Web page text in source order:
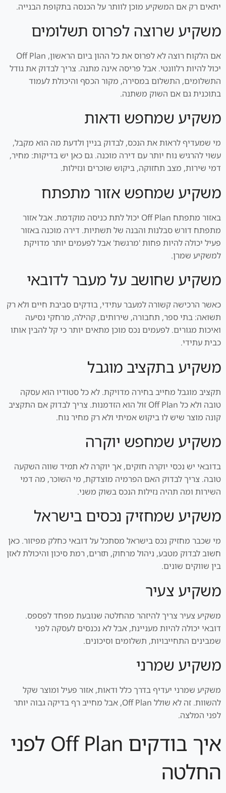
יתאים רק אם המשקיע מוכן לוותר על הכנסה בתקופת הבנייה.
משקיע שרוצה לפרוס תשלומים
אם הלקוח רוצה לא לפרוס את כל ההון ביום הראשון, Off Plan
יכול להיות רלוונטי. אבל פריסה אינה מתנה. צריך לבדוק את גודל
התשלומים, התשלום במסירה, מקור הכסף והיכולת לעמוד
בתוכנית גם אם השוק משתנה.
משקיע שמחפש ודאות
מי שמעדיף לראות את הנכס, לבדוק בניין ולדעת מה הוא מקבל,
עשוי להרגיש נוח יותר עם דירה מוכנה. גם כאן יש בדיקות: מחיר,
דמי שירות, מצב תחזוקה, ביקוש שוכרים ונזילות.
משקיע שמחפש אזור מתפתח
באזור מתפתח Off Plan יכול לתת כניסה מוקדמת. אבל אזור
מתפתח דורש סבלנות והבנה של תשתיות. דירה מוכנה באזור
פעיל יכולה להיות פחות 'מרגשת' אבל לפעמים יותר מדויקת
למשקיע שמרן.
משקיע שחושב על מעבר לדובאי
כאשר הרכישה קשורה למעבר עתידי, בודקים סביבת חיים ולא רק
תשואה: בתי ספר, תחבורה, שירותים, קהילה, מרחקי נסיעה
ואיכות מגורים. לפעמים נכס מוכן מתאים יותר כי קל להבין אותו
כבית עתידי.
משקיע בתקציב מוגבל
תקציב מוגבל מחייב בחירה מדויקת. לא כל סטודיו הוא עסקה
טובה ולא כל Off Plan זול הוא הזדמנות. צריך לבדוק אם התקציב
קונה מוצר שיש לו ביקוש אמיתי ולא רק מחיר נוח.
משקיע שמחפש יוקרה
בדובאי יש נכסי יוקרה חזקים, אך יוקרה לא תמיד שווה השקעה
טובה. צריך לבדוק האם הפרמיה מוצדקת, מי השוכר, מה דמי
השירות ומה תהיה נזילות הנכס בשוק משני.
משקיע שמחזיק נכסים בישראל
מי שכבר מחזיק נכס בישראל מסתכל על דובאי כחלק מפיזור. כאן
חשוב לבדוק מטבע, ניהול מרחוק, תזרים, רמת סיכון והיכולת לאזן
בין שווקים שונים.
משקיע צעיר
משקיע צעיר צריך להיזהר מהחלטה שנובעת מפחד לפספס.
דובאי יכולה להיות מעניינת, אבל לא נכנסים לעסקה לפני
שמבינים התחייבויות, תשלומים וסיכונים.
משקיע שמרני
משקיע שמרני יעדיף בדרך כלל ודאות, אזור פעיל ומוצר שקל
להשוות. זה לא שולל Off Plan, אבל מחייב רף בדיקה גבוה יותר
לפני המלצה.
איך בודקים Off Plan לפני
החלטה